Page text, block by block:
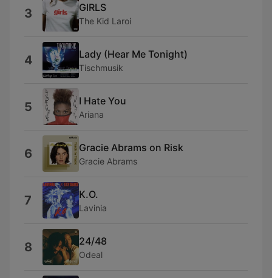
3 GIRLS
The Kid Laroi
4 Lady (Hear Me Tonight)
Tischmusik
5 I Hate You
Ariana
6 Gracie Abrams on Risk
Gracie Abrams
7 K.O.
Lavinia
8 24/48
Odeal